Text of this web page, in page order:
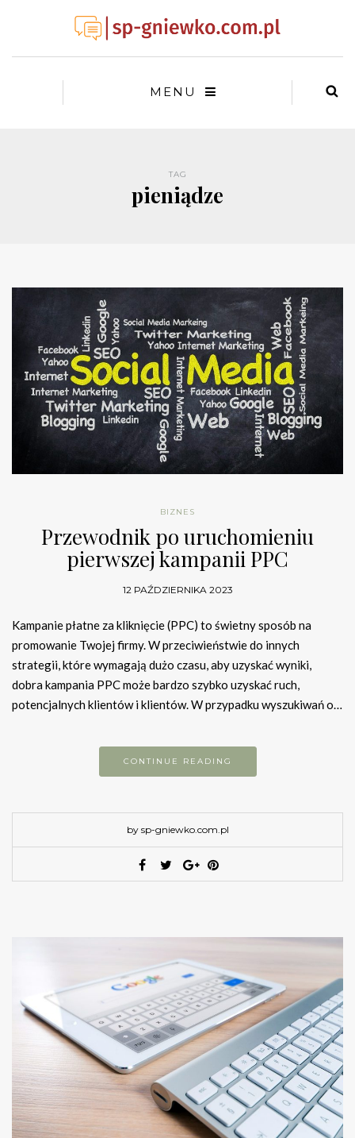
MENU
TAG
pieniądze
BIZNES
Przewodnik po uruchomieniu
pierwszej kampanii PPC
12 PAŹDZIERNIKA 2023
Kampanie płatne za kliknięcie (PPC) to świetny sposób na
promowanie Twojej firmy. W przeciwieństwie do innych
strategii, które wymagają dużo czasu, aby uzyskać wyniki,
dobra kampania PPC może bardzo szybko uzyskać ruch,
potencjalnych klientów i klientów. W przypadku wyszukiwań o…
CONTINUE READING
by sp-gniewko.com.pl